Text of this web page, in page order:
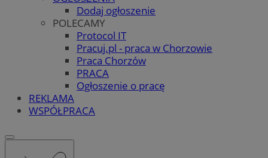
Dodaj ogłoszenie
POLECAMY
Protocol IT
Pracuj.pl - praca w Chorzowie
Praca Chorzów
PRACA
Ogłoszenie o pracę
REKLAMA
WSPÓŁPRACA